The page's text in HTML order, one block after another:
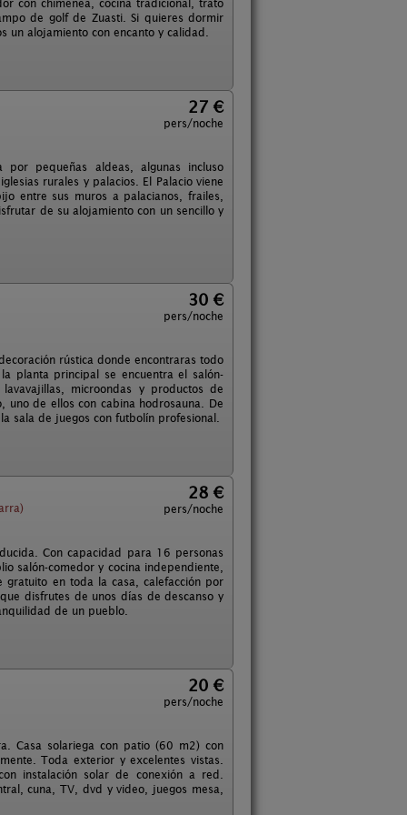
con chimenea, cocina tradicional, trato
de golf de Zuasti. Si quieres dormir
alojamiento con encanto y calidad.
27 €
pers/noche
pequeñas aldeas, algunas incluso
rurales y palacios. El Palacio viene
entre sus muros a palacianos, frailes,
de su alojamiento con un sencillo y
30 €
pers/noche
rústica donde encontraras todo
planta principal se encuentra el salón-
microondas y productos de
uno de ellos con cabina hodrosauna. De
sala de juegos con futbolín profesional.
28 €
pers/noche
Con capacidad para 16 personas
salón-comedor y cocina independiente,
en toda la casa, calefacción por
disfrutes de unos días de descanso y
de un pueblo.
20 €
pers/noche
Casa solariega con patio (60 m2) con
Toda exterior y excelentes vistas.
instalación solar de conexión a red.
cuna, TV, dvd y video, juegos mesa,